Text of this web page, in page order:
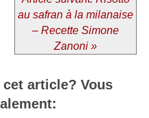
au safran à la milanaise
– Recette Simone
Zanoni »
cet article? Vous